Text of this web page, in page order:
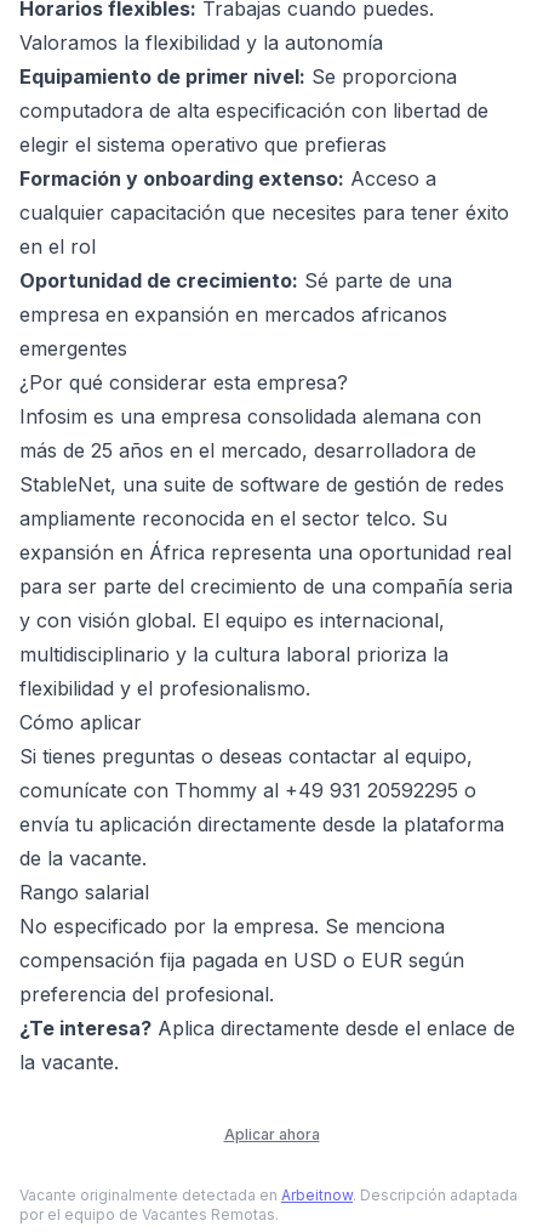
Horarios flexibles: Trabajas cuando puedes.
Valoramos la flexibilidad y la autonomía
Equipamiento de primer nivel: Se proporciona
computadora de alta especificación con libertad de
elegir el sistema operativo que prefieras
Formación y onboarding extenso: Acceso a
cualquier capacitación que necesites para tener éxito
en el rol
Oportunidad de crecimiento: Sé parte de una
empresa en expansión en mercados africanos
emergentes
¿Por qué considerar esta empresa?
Infosim es una empresa consolidada alemana con
más de 25 años en el mercado, desarrolladora de
StableNet, una suite de software de gestión de redes
ampliamente reconocida en el sector telco. Su
expansión en África representa una oportunidad real
para ser parte del crecimiento de una compañía seria
y con visión global. El equipo es internacional,
multidisciplinario y la cultura laboral prioriza la
flexibilidad y el profesionalismo.
Cómo aplicar
Si tienes preguntas o deseas contactar al equipo,
comunícate con Thommy al +49 931 20592295 o
envía tu aplicación directamente desde la plataforma
de la vacante.
Rango salarial
No especificado por la empresa. Se menciona
compensación fija pagada en USD o EUR según
preferencia del profesional.
¿Te interesa? Aplica directamente desde el enlace de
la vacante.
Aplicar ahora
Vacante originalmente detectada en Arbeitnow. Descripción adaptada
por el equipo de Vacantes Remotas.